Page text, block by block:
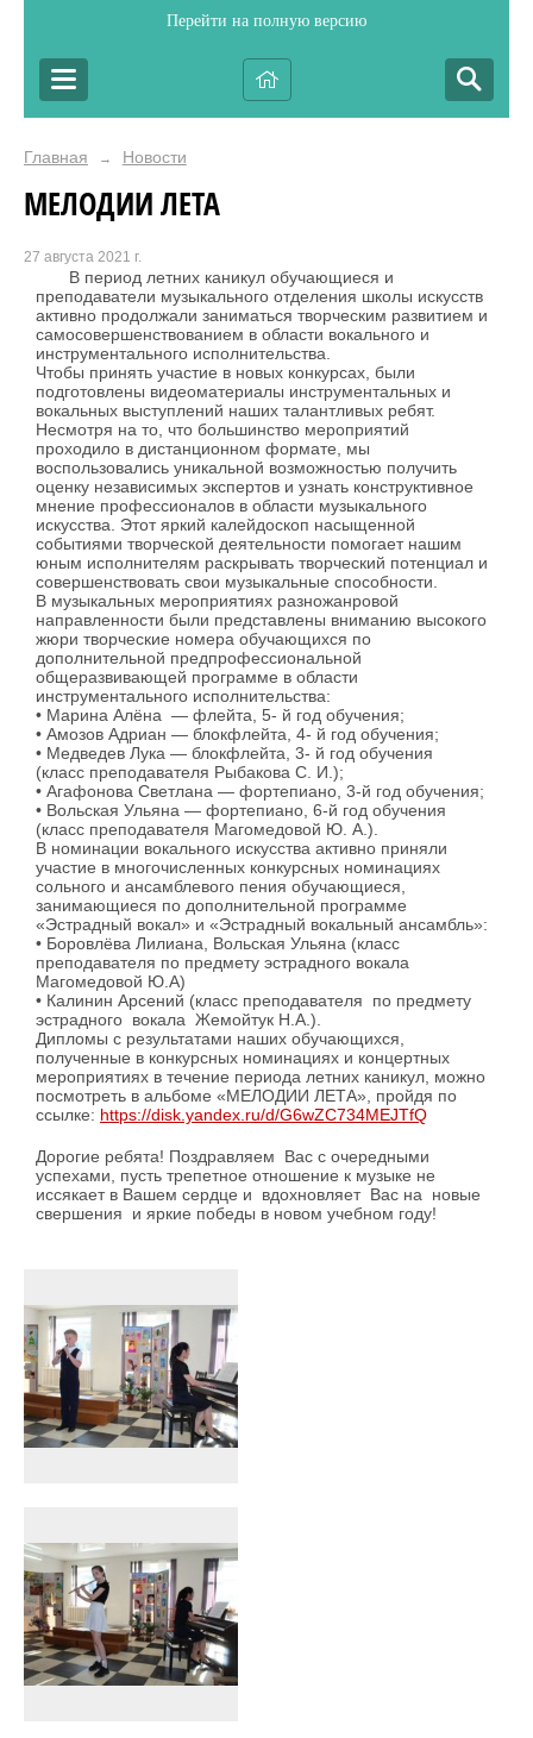
Перейти на полную версию
Главная → Новости
МЕЛОДИИ ЛЕТА
27 августа 2021 г.
В период летних каникул обучающиеся и
преподаватели музыкального отделения школы искусств
активно продолжали заниматься творческим развитием и
самосовершенствованием в области вокального и
инструментального исполнительства.
Чтобы принять участие в новых конкурсах, были
подготовлены видеоматериалы инструментальных и
вокальных выступлений наших талантливых ребят.
Несмотря на то, что большинство мероприятий
проходило в дистанционном формате, мы
воспользовались уникальной возможностью получить
оценку независимых экспертов и узнать конструктивное
мнение профессионалов в области музыкального
искусства. Этот яркий калейдоскоп насыщенной
событиями творческой деятельности помогает нашим
юным исполнителям раскрывать творческий потенциал и
совершенствовать свои музыкальные способности.
В музыкальных мероприятиях разножанровой
направленности были представлены вниманию высокого
жюри творческие номера обучающихся по
дополнительной предпрофессиональной
общеразвивающей программе в области
инструментального исполнительства:
• Марина Алёна — флейта, 5- й год обучения;
• Амозов Адриан — блокфлейта, 4- й год обучения;
• Медведев Лука — блокфлейта, 3- й год обучения
(класс преподавателя Рыбакова С. И.);
• Агафонова Светлана — фортепиано, 3-й год обучения;
• Вольская Ульяна — фортепиано, 6-й год обучения
(класс преподавателя Магомедовой Ю. А.).
В номинации вокального искусства активно приняли
участие в многочисленных конкурсных номинациях
сольного и ансамблевого пения обучающиеся,
занимающиеся по дополнительной программе
«Эстрадный вокал» и «Эстрадный вокальный ансамбль»:
• Боровлёва Лилиана, Вольская Ульяна (класс
преподавателя по предмету эстрадного вокала
Магомедовой Ю.А)
• Калинин Арсений (класс преподавателя по предмету
эстрадного вокала Жемойтук Н.А.).
Дипломы с результатами наших обучающихся,
полученные в конкурсных номинациях и концертных
мероприятиях в течение периода летних каникул, можно
посмотреть в альбоме «МЕЛОДИИ ЛЕТА», пройдя по
ссылке: https://disk.yandex.ru/d/G6wZC734MEJTfQ
Дорогие ребята! Поздравляем Вас с очередными
успехами, пусть трепетное отношение к музыке не
иссякает в Вашем сердце и вдохновляет Вас на новые
свершения и яркие победы в новом учебном году!